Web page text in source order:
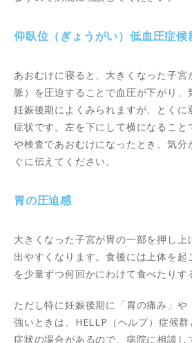
仰臥位（ぎょうがい）低血圧症候
あおむけに寝ると、大きくなった子宮
脈）を圧迫することで血圧が下がり、
妊娠後期によくみられますが、とくに
症状です。左を下にして横になること
や検査であおむけになったとき、気分
ぐに伝えてください。
胃の圧迫感
大きくなった子宮が胃の一部を押し
出やすくなります。食後には上体を
を少量ずつ何回かにわけて食べたりす
ただし特に妊娠後期に「胃の痛み」
強いときは、HELLP（ヘルプ）症候
症状の場合があるので、病院に相談し